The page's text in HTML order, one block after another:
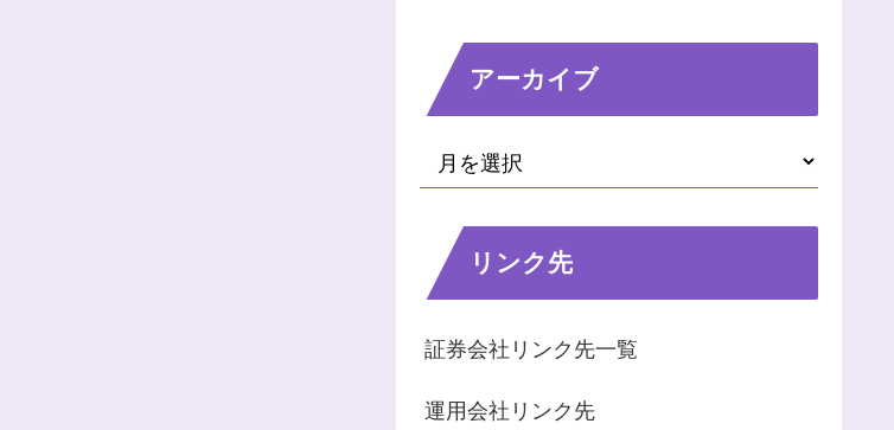
アーカイブ
リンク先
証券会社リンク先一覧
運用会社リンク先